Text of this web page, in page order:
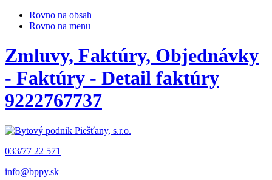
Rovno na obsah
Rovno na menu
Zmluvy, Faktúry, Objednávky
- Faktúry - Detail faktúry
9222767737
033/77 22 571
info@bppy.sk